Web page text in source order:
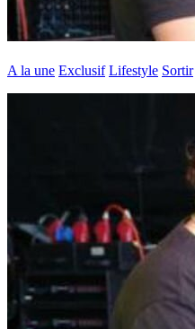
A la une Exclusif Lifestyle Sortir